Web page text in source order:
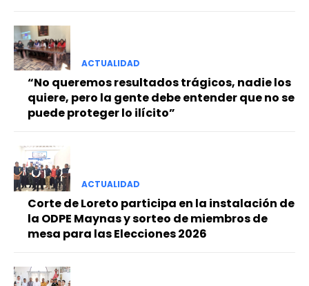
ACTUALIDAD
“No queremos resultados trágicos, nadie los
quiere, pero la gente debe entender que no se
puede proteger lo ilícito”
ACTUALIDAD
Corte de Loreto participa en la instalación de
la ODPE Maynas y sorteo de miembros de
mesa para las Elecciones 2026